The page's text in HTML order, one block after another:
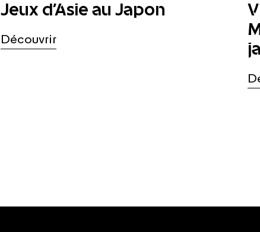
Jeux d'Asie au Japon
Découvrir